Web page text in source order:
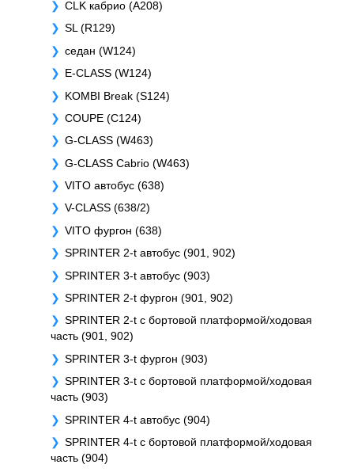
CLK кабрио (A208)
SL (R129)
седан (W124)
E-CLASS (W124)
KOMBI Break (S124)
COUPE (C124)
G-CLASS (W463)
G-CLASS Cabrio (W463)
VITO автобус (638)
V-CLASS (638/2)
VITO фургон (638)
SPRINTER 2-t автобус (901, 902)
SPRINTER 3-t автобус (903)
SPRINTER 2-t фургон (901, 902)
SPRINTER 2-t c бортовой платформой/ходовая
часть (901, 902)
SPRINTER 3-t фургон (903)
SPRINTER 3-t c бортовой платформой/ходовая
часть (903)
SPRINTER 4-t автобус (904)
SPRINTER 4-t c бортовой платформой/ходовая
часть (904)